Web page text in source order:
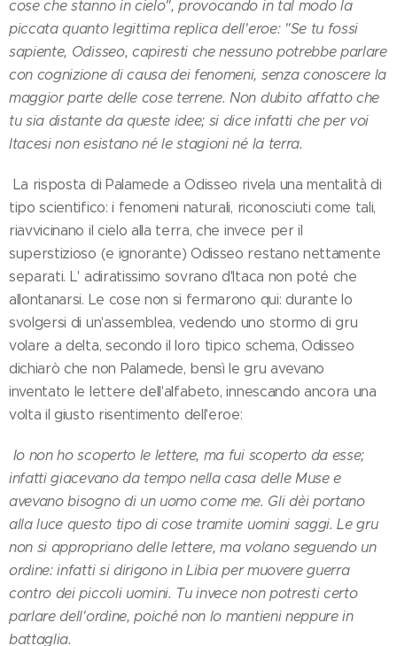
cose che stanno in cielo", provocando in tal modo la
piccata quanto legittima replica dell'eroe: "Se tu fossi
sapiente, Odisseo, capiresti che nessuno potrebbe parlare
con cognizione di causa dei fenomeni, senza conoscere la
maggior parte delle cose terrene. Non dubito affatto che
tu sia distante da queste idee; si dice infatti che per voi
Itacesi non esistano né le stagioni né la terra.
La risposta di Palamede a Odisseo rivela una mentalità di
tipo scientifico: i fenomeni naturali, riconosciuti come tali,
riavvicinano il cielo alla terra, che invece per il
superstizioso (e ignorante) Odisseo restano nettamente
separati. L' adiratissimo sovrano d'Itaca non poté che
allontanarsi. Le cose non si fermarono qui: durante lo
svolgersi di un'assemblea, vedendo uno stormo di gru
volare a delta, secondo il loro tipico schema, Odisseo
dichiarò che non Palamede, bensì le gru avevano
inventato le lettere dell'alfabeto, innescando ancora una
volta il giusto risentimento dell'eroe:
Io non ho scoperto le lettere, ma fui scoperto da esse;
infatti giacevano da tempo nella casa delle Muse e
avevano bisogno di un uomo come me. Gli dèi portano
alla luce questo tipo di cose tramite uomini saggi. Le gru
non si appropriano delle lettere, ma volano seguendo un
ordine: infatti si dirigono in Libia per muovere guerra
contro dei piccoli uomini. Tu invece non potresti certo
parlare dell'ordine, poiché non lo mantieni neppure in
battaglia.